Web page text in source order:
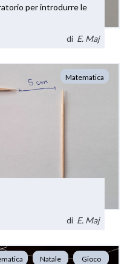
per introdurre le
di E. Maj
Matematica
di E. Maj
Natale Gioco